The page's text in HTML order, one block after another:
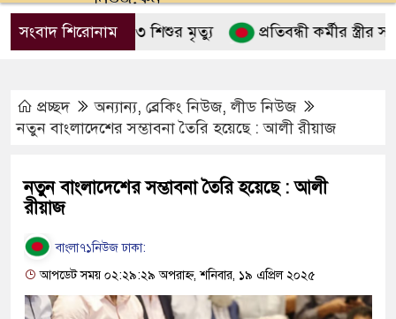
সংবাদ শিরোনাম
আরও ৩ শিশুর মৃত্যু প্রতিবন্ধী কর্মীর স্ত্রীর সঙ্গে
প্রচ্ছদ অন্যান্য, ব্রেকিং নিউজ,লীড নিউজ
নতুন বাংলাদেশের সম্ভাবনা তৈরি হয়েছে : আলী রীয়াজ
নতুন বাংলাদেশের সম্ভাবনা তৈরি হয়েছে : আলী
রীয়াজ
বাংলা৭১নিউজ ঢাকা:
আপডেট সময় ০২:২৯:২৯ অপরাহ্ন, শনিবার, ১৯ এপ্রিল ২০২৫